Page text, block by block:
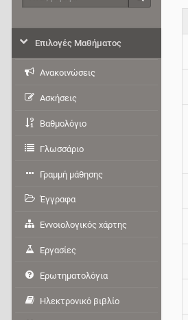
Επιλογές Μαθήματος
Ανακοινώσεις
Ασκήσεις
Βαθμολόγιο
Γλωσσάριο
Γραμμή μάθησης
Έγγραφα
Εννοιολογικός χάρτης
Εργασίες
Ερωτηματολόγια
Ηλεκτρονικό βιβλίο